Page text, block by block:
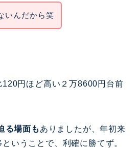
いんだから笑
円ほど高い２万8600円台前
る場面も ありましたが、年初来
いうことで、利確に勝てず。